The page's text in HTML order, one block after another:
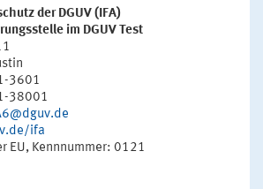
der DGUV (IFA)
im DGUV Test
3601
38001
ifa
EU, Kennnummer: 0121